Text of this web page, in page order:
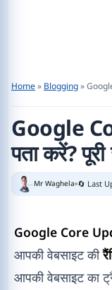
Home» Blogging»
Google
पता करें? पूरी
Mr Waghela 🔄 Last
Google Core
आपकी वेबसाइट की
आपकी वेबसाइट का